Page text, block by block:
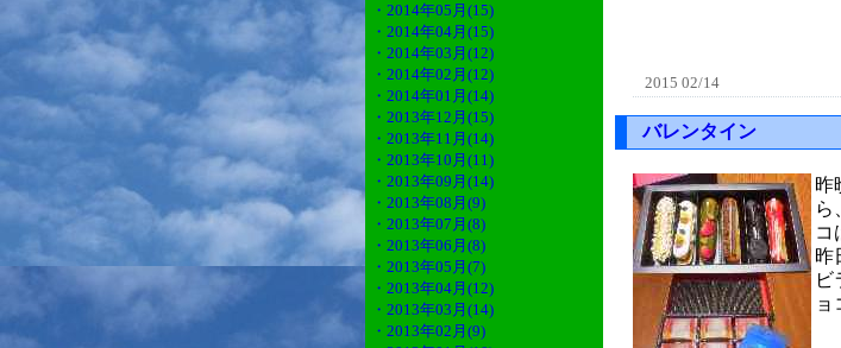
・2014年05月(15)
・2014年04月(15)
・2014年03月(12)
・2014年02月(12)
・2014年01月(14)
・2013年12月(15)
・2013年11月(14)
・2013年10月(11)
・2013年09月(14)
・2013年08月(9)
・2013年07月(8)
・2013年06月(8)
・2013年05月(7)
・2013年04月(12)
・2013年03月(14)
・2013年02月(9)
2015 02/14
バレンタイン
昨
ら
コ
昨
ビ
ョ